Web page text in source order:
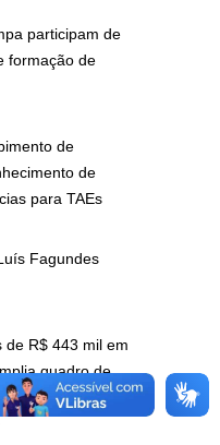
participam de
formação de
de
de
para TAEs
Fagundes
de R$ 443 mil em
quadro de
do CNPq